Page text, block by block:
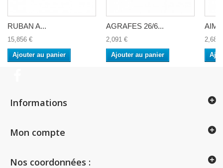
RUBAN A...
15,856 €
Ajouter au panier
AGRAFES 26/6...
2,091 €
Ajouter au panier
2,688
Informations
Mon compte
Nos coordonnées :